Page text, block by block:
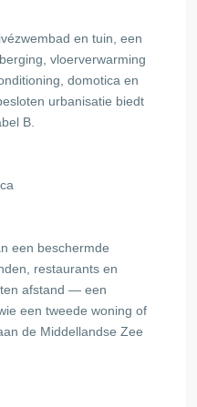
en tuin, een
vloerverwarming
domotica en
urbanisatie biedt
B.
een beschermde
restaurants en
afstand — een
een tweede woning of
de Middellandse Zee